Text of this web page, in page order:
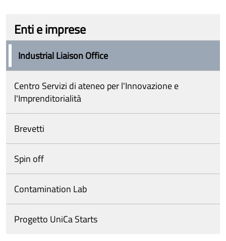
Enti e imprese
Industrial Liaison Office
Centro Servizi di ateneo per l'Innovazione e
l'Imprenditorialità
Brevetti
Spin off
Contamination Lab
Progetto UniCa Starts